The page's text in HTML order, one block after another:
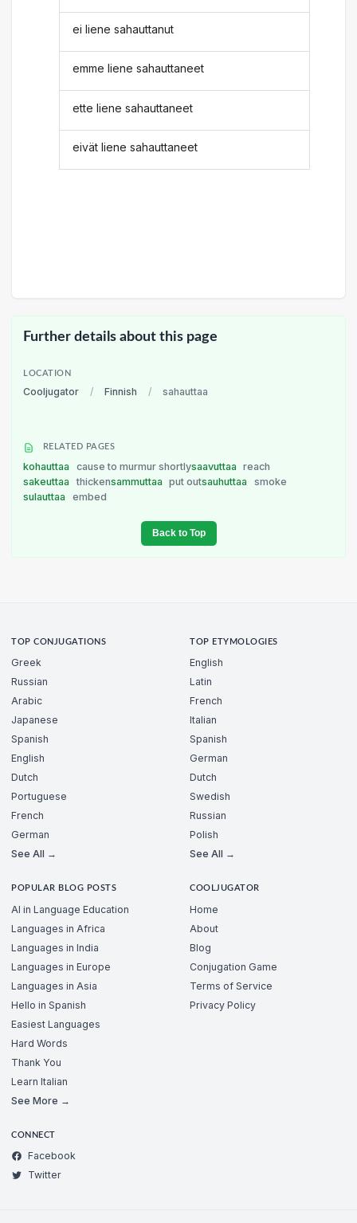
ei liene sahauttanut
emme liene sahauttaneet
ette liene sahauttaneet
eivät liene sahauttaneet
Further details about this page
LOCATION
Cooljugator / Finnish / sahauttaa
RELATED PAGES
kohauttaa cause to murmur shortlysaavuttaa
reach
sakeuttaa
thickensammuttaa put outsauhuttaa
smoke
sulauttaa
embed
Back to Top
TOP CONJUGATIONS
Greek
Russian
Arabic
Japanese
Spanish
English
Dutch
Portuguese
French
German
See All →
TOP ETYMOLOGIES
English
Latin
French
Italian
Spanish
German
Dutch
Swedish
Russian
Polish
See All →
POPULAR BLOG POSTS
AI in Language Education
Languages in Africa
Languages in India
Languages in Europe
Languages in Asia
Hello in Spanish
Easiest Languages
Hard Words
Thank You
Learn Italian
See More →
COOLJUGATOR
Home
About
Blog
Conjugation Game
Terms of Service
Privacy Policy
CONNECT
Facebook
Twitter